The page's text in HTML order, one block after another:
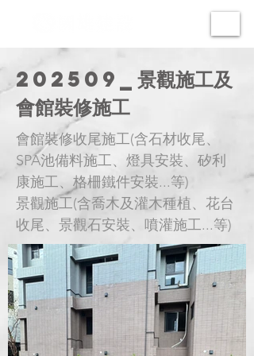
202509_景觀施工及
會館裝修施工
會館裝修收尾施工(含石材收尾、
SPA池備料施工、燈具安裝、矽利
康施工、格柵鐵件安裝...等)
景觀施工(含喬木及灌木種植、花台
收尾、景觀石安裝、噴灌施工...等)